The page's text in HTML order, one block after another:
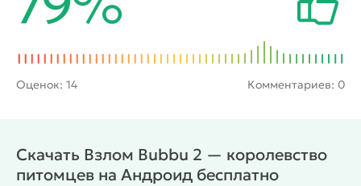
приносит дополнительные задачи и награды, что
делает развитие питомцев основной частью
игрового цикла.
Вторая часть расширяет
возможности коллекции. Игрок открывает яйца-
зарабатывать ресурсы и улучшать питомцев.
Мини-игры помогают развивать каждого
Оценок: 14 Комментариев: 0
Скачать Взлом Bubbu 2 — королевство
питомцев на Андроид бесплатно